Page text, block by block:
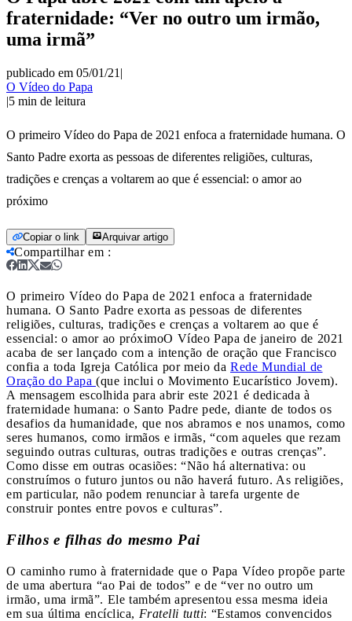
fraternidade: “Ver no outro um irmão,
uma irmã”
publicado em 05/01/21 |
O Vídeo do Papa
|5 min de leitura
O primeiro Vídeo do Papa de 2021 enfoca a fraternidade humana. O
Santo Padre exorta as pessoas de diferentes religiões, culturas,
tradições e crenças a voltarem ao que é essencial: o amor ao
próximo
Copiar o link Arquivar artigo
Compartilhar em :
O primeiro Vídeo do Papa de 2021 enfoca a fraternidade
humana. O Santo Padre exorta as pessoas de diferentes
religiões, culturas, tradições e crenças a voltarem ao que é
essencial: o amor ao próximoO Vídeo Papa de janeiro de 2021
acaba de ser lançado com a intenção de oração que Francisco
confia a toda Igreja Católica por meio da Rede Mundial de
Oração do Papa (que inclui o Movimento Eucarístico Jovem).
A mensagem escolhida para abrir este 2021 é dedicada à
fraternidade humana: o Santo Padre pede, diante de todos os
desafios da humanidade, que nos abramos e nos unamos, como
seres humanos, como irmãos e irmãs, “com aqueles que rezam
seguindo outras culturas, outras tradições e outras crenças”.
Como disse em outras ocasiões: “Não há alternativa: ou
construímos o futuro juntos ou não haverá futuro. As religiões,
em particular, não podem renunciar à tarefa urgente de
construir pontes entre povos e culturas”.
Filhos e filhas do mesmo Pai
O caminho rumo à fraternidade que o Papa Vídeo propõe parte
de uma abertura “ao Pai de todos” e de “ver no outro um
irmão, uma irmã”. Ele também apresentou essa mesma ideia
em sua última encíclica, Fratelli tutti: “Estamos convencidos